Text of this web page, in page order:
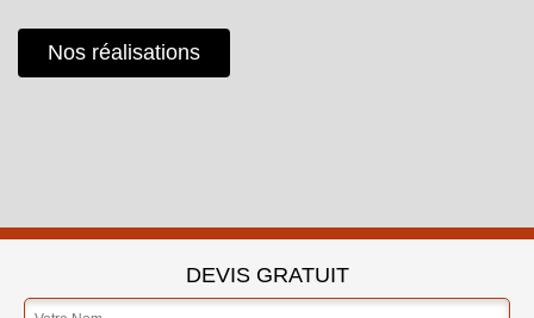
Nos réalisations
DEVIS GRATUIT